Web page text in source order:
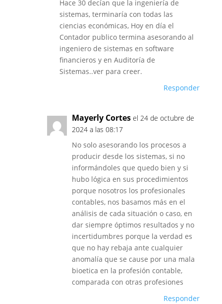
Hace 30 decían que la ingeniería de
sistemas, terminaría con todas las
ciencias económicas, Hoy en día el
Contador publico termina asesorando al
ingeniero de sistemas en software
financieros y en Auditoría de
Sistemas..ver para creer.
Responder
Mayerly Cortes el 24 de octubre de
2024 a las 08:17
No solo asesorando los procesos a
producir desde los sistemas, si no
informándoles que quedo bien y si
hubo lógica en sus procedimientos
porque nosotros los profesionales
contables, nos basamos más en el
análisis de cada situación o caso, en
dar siempre óptimos resultados y no
incertidumbres porque la verdad es
que no hay rebaja ante cualquier
anomalía que se cause por una mala
bioetica en la profesión contable,
comparada con otras profesiones
Responder